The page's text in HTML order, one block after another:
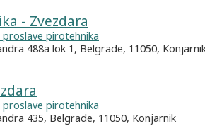
- Zvezdara
proslave pirotehnika
488a lok 1, Belgrade, 11050,
proslave pirotehnika
435, Belgrade, 11050, Konjarnik